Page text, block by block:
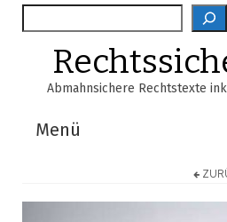
Suche
Abmahnsichere Rechtstexte
Menü